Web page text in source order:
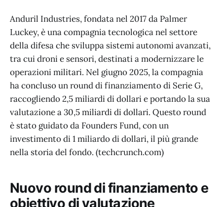
Anduril Industries, fondata nel 2017 da Palmer
Luckey, è una compagnia tecnologica nel settore
della difesa che sviluppa sistemi autonomi avanzati,
tra cui droni e sensori, destinati a modernizzare le
operazioni militari. Nel giugno 2025, la compagnia
ha concluso un round di finanziamento di Serie G,
raccogliendo 2,5 miliardi di dollari e portando la sua
valutazione a 30,5 miliardi di dollari. Questo round
è stato guidato da Founders Fund, con un
investimento di 1 miliardo di dollari, il più grande
nella storia del fondo. (techcrunch.com)
Nuovo round di finanziamento e
obiettivo di valutazione